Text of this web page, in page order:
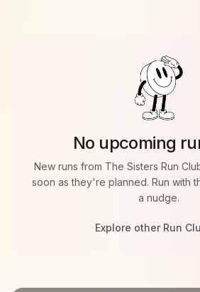
* Een gezellige 5KM social run
* Women-only community
* Rustig en toegankelijk tempo
* Een gezamenlijke start & finish
The Sisters Run Club draait om
community en samen genieten van
No upcoming
New runs from The Sisters Run
soon as they're planned. Run with
a nudge.
Explore other Run